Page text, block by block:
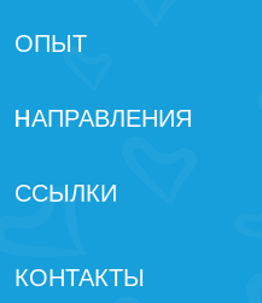
ОПЫТ
HАПРАВЛЕНИЯ
ССЫЛКИ
КОНТАКТЫ